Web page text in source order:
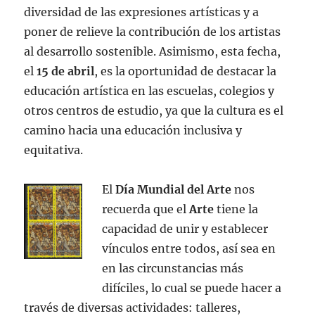
diversidad de las expresiones artísticas y a
poner de relieve la contribución de los artistas
al desarrollo sostenible. Asimismo, esta fecha,
el15 de abril, es la oportunidad de destacar la
educación artística en las escuelas, colegios y
otros centros de estudio, ya que la cultura es el
camino hacia una educación inclusiva y
equitativa.
ElDía Mundial del Arte nos
recuerda que elArte tiene la
capacidad de unir y establecer
vínculos entre todos, así sea en
en las circunstancias más
difíciles, lo cual se puede hacer a
través de diversas actividades: talleres,